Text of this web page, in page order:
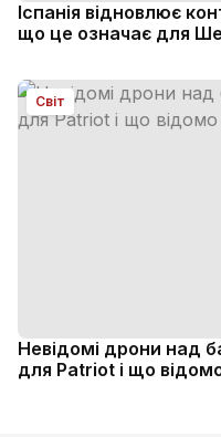
Іспанія відновлює
що це означає для
Світ
Невідомі дрони над
для Patriot і що